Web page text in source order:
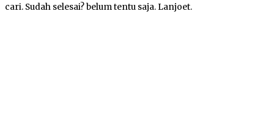
cari. Sudah selesai? belum tentu saja. Lanjoet.